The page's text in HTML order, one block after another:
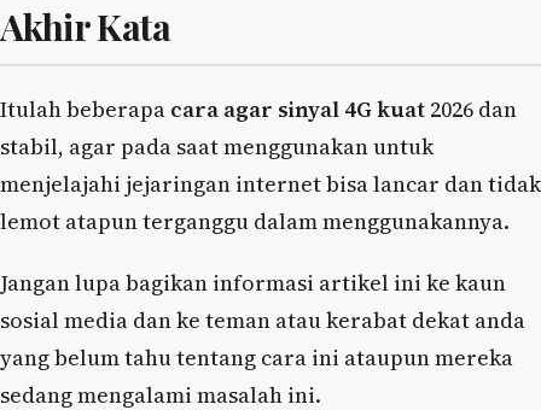
Akhir Kata
Itulah beberapa cara agar sinyal 4G kuat 2026 dan
stabil, agar pada saat menggunakan untuk
menjelajahi jejaringan internet bisa lancar dan tidak
lemot atapun terganggu dalam menggunakannya.
Jangan lupa bagikan informasi artikel ini ke kaun
sosial media dan ke teman atau kerabat dekat anda
yang belum tahu tentang cara ini ataupun mereka
sedang mengalami masalah ini.